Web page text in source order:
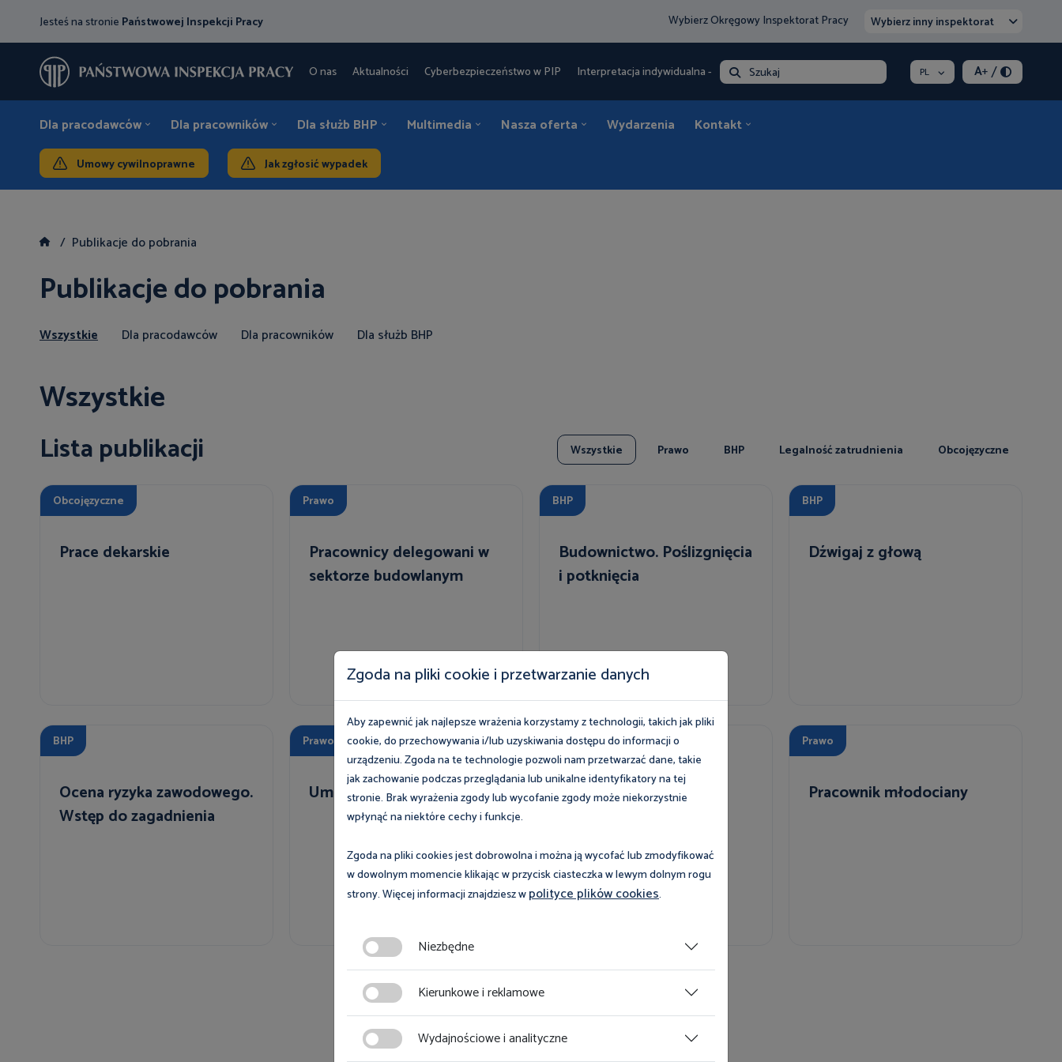
Jesteś na stronie Państwowej Inspekcji Pracy Wybierz Okręgowy Inspektorat Pracy Wybierz inny inspektorat
O nas Aktualności Cyberbezpieczeństwo w PIP Interpretacja indywidualna - opłata Szukaj PL A+/
Dla pracodawców Dla pracowników Dla służb BHP Multimedia Nasza oferta Wydarzenia Kontakt
Umowy cywilnoprawne Jak zgłosić wypadek
Publikacje do pobrania
Publikacje do pobrania
Wszystkie Dla pracodawców Dla pracowników Dla służb BHP
Wszystkie
Lista publikacji Wszystkie Prawo BHP Legalność zatrudnienia Obcojęzyczne
Obcojęzyczne
Prace dekarskie
Prawo
Pracownicy delegowani w
sektorze budowlanym
BHP
Budownictwo. Poślizgnięcia
i potknięcia
BHP
Dźwigaj z głową
BHP
Ocena ryzyka zawodowego.
Wstęp do zagadnienia
Prawo
Umowy terminowe
Prawo
Pracownik
Prawo
Pracownik młodociany
2 3 4 5 6 7 8 9 10 11
Zgoda na pliki cookie i przetwarzanie danych
Aby zapewnić jak najlepsze wrażenia korzystamy z technologii, takich jak pliki
cookie, do przechowywania i/lub uzyskiwania dostępu do informacji o
urządzeniu. Zgoda na te technologie pozwoli nam przetwarzać dane, takie
jak zachowanie podczas przeglądania lub unikalne identyfikatory na tej
stronie. Brak wyrażenia zgody lub wycofanie zgody może niekorzystnie
wpłynąć na niektóre cechy i funkcje.
Zgoda na pliki cookies jest dobrowolna i można ją wycofać lub zmodyfikować
w dowolnym momencie klikając w przycisk ciasteczka w lewym dolnym rogu
strony. Więcej informacji znajdziesz wpolityce plików cookies.
Niezbędne
Kierunkowe i reklamowe
Wydajnościowe i analityczne